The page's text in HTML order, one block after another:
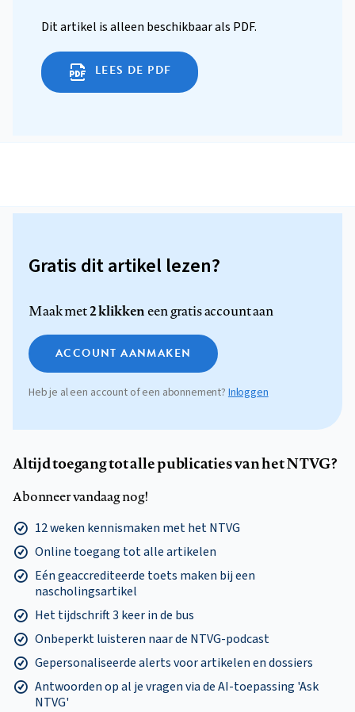
Dit artikel is alleen beschikbaar als PDF.
LEES DE PDF
Gratis dit artikel lezen?
Maak met2 klikkeneen gratis account aan
ACCOUNT AANMAKEN
Heb je al een account of een abonnement? Inloggen
Altijd toegang tot alle publicaties van het NTVG?
Abonneer vandaag nog!
12 weken kennismaken met het NTVG
Online toegang tot alle artikelen
Eén geaccrediteerde toets maken bij een
nascholingsartikel
Het tijdschrift 3 keer in de bus
Onbeperkt luisteren naar de NTVG-podcast
Gepersonaliseerde alerts voor artikelen en dossiers
Antwoorden op al je vragen via de AI-toepassing 'Ask
NTVG'